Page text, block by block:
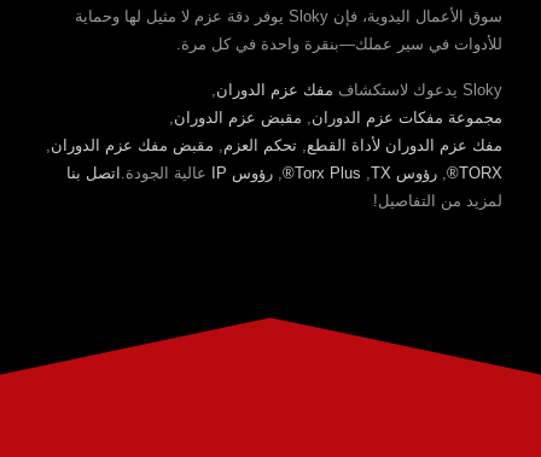
سوق الأعمال اليدوية، فإن Sloky يوفر دقة عزم لا مثيل لها وحماية
للأدوات في سير عملك—بنقرة واحدة في كل مرة.
Sloky يدعوك لاستكشاف مفك عزم الدوران,
مجموعة مفكات عزم الدوران, مقبض عزم الدوران,
مفك عزم الدوران لأداة القطع, تحكم العزم, مقبض مفك عزم الدوران,
TORX®
, رؤوس TX ,
Torx Plus®
, رؤوس IP عالية الجودة. اتصل بنا
لمزيد من التفاصيل!